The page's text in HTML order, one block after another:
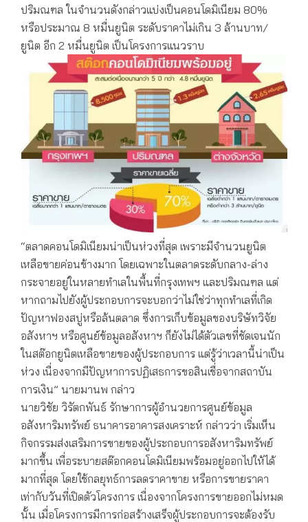
ปริมณฑล ในจำนวนดังกล่าวแบ่งเป็นคอนโดมิเนียม 80%
หรือประมาณ 8 หมื่นยูนิต ระดับราคาไม่เกิน 3 ล้านบาท/
ยูนิต อีก 2 หมื่นยูนิต เป็นโครงการแนวราบ
“ตลาดคอนโดมิเนียมน่าเป็นห่วงที่สุด เพราะมีจำนวนยูนิต
เหลือขายค่อนข้างมาก โดยเฉพาะในตลาดระดับกลาง-ล่าง
กระจายอยู่ในหลายทำเลในพื้นที่กรุงเทพฯ และปริมณฑล แต่
หากถามไปยังผู้ประกอบการจะบอกว่าไม่ใช่ว่าทุกทำเลที่เกิด
ปัญหาฟองสบู่หรือล้นตลาด ซึ่งการเก็บข้อมูลของบริษัทวิจัย
อสังหาฯ หรือศูนย์ข้อมูลอสังหาฯ ก็ยังไม่ได้ตัวเลขที่ชัดเจนนัก
ในสต๊อกยูนิตเหลือขายของผู้ประกอบการ แต่รู้ว่าเวลานี้น่าเป็น
ห่วง เนื่องจากมีปัญหาการปฏิเสธการขอสินเชื่อจากสถาบัน
การเงิน” นายมานพ กล่าว
นายวิชัย วิรัตกพันธ์ รักษาการผู้อำนวยการศูนย์ข้อมูล
อสังหาริมทรัพย์ ธนาคารอาคารสงเคราะห์ กล่าวว่า เริ่มเห็น
กิจกรรมส่งเสริมการขายของผู้ประกอบการอสังหาริมทรัพย์
มากขึ้น เพื่อระบายสต๊อกคอนโดมิเนียมพร้อมอยู่ออกไปให้ได้
มากที่สุด โดยใช้กลยุทธ์การลดราคาขาย หรือการขายราคา
เท่ากับวันที่เปิดตัวโครงการ เนื่องจากโครงการขายออกไม่หมด
นั้น เมื่อโครงการมีการก่อสร้างเสร็จผู้ประกอบการจะต้องรับ